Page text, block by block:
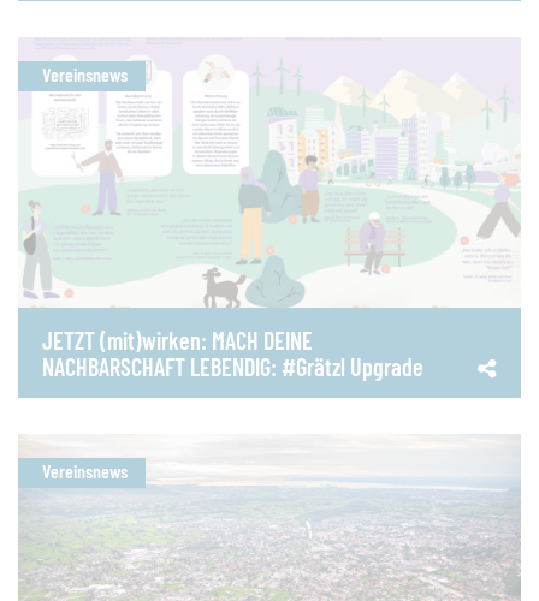
Vereinsnews
JETZT (mit)wirken: MACH DEINE
NACHBARSCHAFT LEBENDIG: #Grätzl Upgrade
Vereinsnews